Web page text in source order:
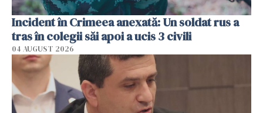
Incident în Crimeea anexată: Un soldat rus a
tras în colegii săi apoi a ucis 3 civili
04 AUGUST 2026